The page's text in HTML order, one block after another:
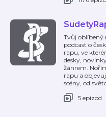
Tvůj oblíbený
podcast o
rapu, ve
desky,
žánrem.
rapu a
scény, od
5 epizod